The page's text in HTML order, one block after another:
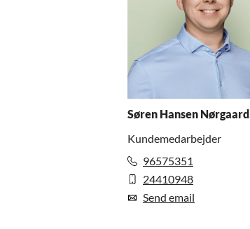
Søren Hansen Nørgaard
Kundemedarbejder
96575351
24410948
Send email